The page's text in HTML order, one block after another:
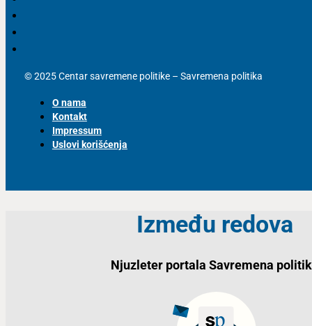
© 2025 Centar savremene politike – Savremena politika
O nama
Kontakt
Impressum
Uslovi korišćenja
Između redova
Njuzleter portala Savremena